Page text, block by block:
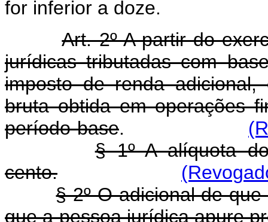
for inferior a doze.
Art. 2º A partir do
jurídicas tributadas com
imposto de renda
bruta obtida em operações
período-base.
§ 1º A alíquota
cento.
§ 2º O adicional de
que a pessoa jurídica apure